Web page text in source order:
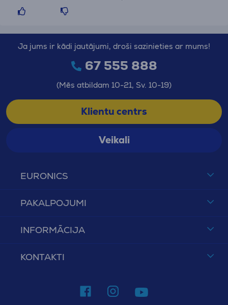
EURONICS
PAKALPOJUMI
INFORMĀCIJA
KONTAKTI
Ja jums ir kādi jautājumi, droši sazinieties ar mums!
67 555 888
(Mēs atbildam 10-21, Sv. 10-19)
Klientu centrs
Veikali